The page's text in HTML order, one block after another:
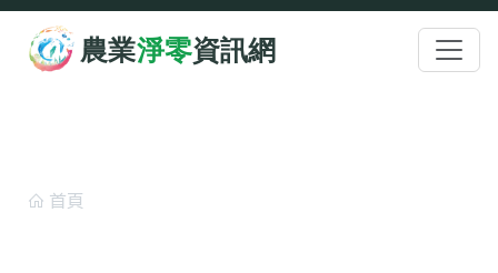
跳至主要內容
首頁